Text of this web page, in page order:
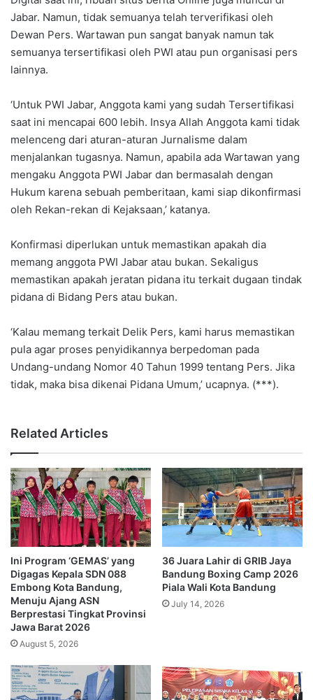
Jabar. Namun, tidak semuanya telah terverifikasi oleh
Dewan Pers. Wartawan pun sangat banyak namun tak
semuanya tersertifikasi oleh PWI atau pun organisasi pers
lainnya.
‘Untuk PWI Jabar, Anggota kami yang sudah Tersertifikasi
saat ini mencapai 600 lebih. Insya Allah Anggota kami tidak
melenceng dari aturan-aturan Jurnalisme dalam
menjalankan tugasnya. Namun, apabila ada Wartawan yang
mengaku Anggota PWI Jabar dan bermasalah dengan
Hukum karena sebuah pemberitaan, kami siap dikonfirmasi
oleh Rekan-rekan di Kejaksaan,’ katanya.
Konfirmasi diperlukan untuk memastikan apakah dia
memang anggota PWI Jabar atau bukan. Sekaligus
memastikan apakah jeratan pidana itu terkait dugaan tindak
pidana di Bidang Pers atau bukan.
‘Kalau memang terkait Delik Pers, kami harus memastikan
pula agar proses penyidikannya berpedoman pada
Undang-undang Nomor 40 Tahun 1999 tentang Pers. Jika
tidak, maka bisa dikenai Pidana Umum,’ ucapnya. (***).
Related Articles
Ini Program ‘GEMAS’ yang
Digagas Kepala SDN 088
Embong Kota Bandung,
Menuju Ajang ASN
Berprestasi Tingkat Provinsi
Jawa Barat 2026
August 5, 2026
36 Juara Lahir di GRIB Jaya
Bandung Boxing Camp 2026
Piala Wali Kota Bandung
July 14, 2026